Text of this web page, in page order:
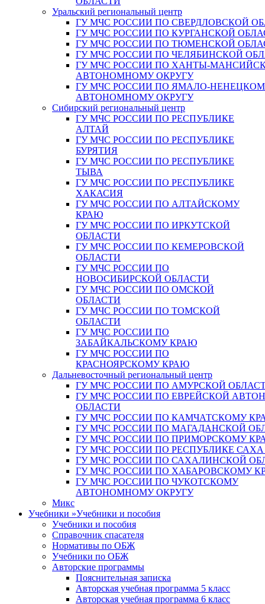
Уральский региональный центр
ГУ МЧС РОССИИ ПО СВЕРДЛОВСКОЙ
ГУ МЧС РОССИИ ПО КУРГАНСКОЙ
ГУ МЧС РОССИИ ПО ТЮМЕНСКОЙ
ГУ МЧС РОССИИ ПО ЧЕЛЯБИНСКОЙ
ГУ МЧС РОССИИ ПО ХАНТЫ-
АВТОНОМНОМУ ОКРУГУ
ГУ МЧС РОССИИ ПО ЯМАЛО-
АВТОНОМНОМУ ОКРУГУ
Сибирский региональный центр
ГУ МЧС РОССИИ ПО РЕСПУБЛИКЕ
АЛТАЙ
ГУ МЧС РОССИИ ПО РЕСПУБЛИКЕ
БУРЯТИЯ
ГУ МЧС РОССИИ ПО РЕСПУБЛИКЕ
ТЫВА
ГУ МЧС РОССИИ ПО РЕСПУБЛИКЕ
ХАКАСИЯ
ГУ МЧС РОССИИ ПО АЛТАЙСКОМУ
КРАЮ
ГУ МЧС РОССИИ ПО ИРКУТСКОЙ
ОБЛАСТИ
ГУ МЧС РОССИИ ПО КЕМЕРОВСКОЙ
ОБЛАСТИ
ГУ МЧС РОССИИ ПО
НОВОСИБИРСКОЙ ОБЛАСТИ
ГУ МЧС РОССИИ ПО ОМСКОЙ
ОБЛАСТИ
ГУ МЧС РОССИИ ПО ТОМСКОЙ
ОБЛАСТИ
ГУ МЧС РОССИИ ПО
ЗАБАЙКАЛЬСКОМУ КРАЮ
ГУ МЧС РОССИИ ПО
КРАСНОЯРСКОМУ КРАЮ
Дальневосточный региональный центр
ГУ МЧС РОССИИ ПО АМУРСКОЙ
ГУ МЧС РОССИИ ПО ЕВРЕЙСКОЙ
ОБЛАСТИ
ГУ МЧС РОССИИ ПО КАМЧАТСКОМУ
ГУ МЧС РОССИИ ПО МАГАДАНСКОЙ
ГУ МЧС РОССИИ ПО ПРИМОРСКОМУ
ГУ МЧС РОССИИ ПО РЕСПУБЛИКЕ
ГУ МЧС РОССИИ ПО САХАЛИНСКОЙ
ГУ МЧС РОССИИ ПО ХАБАРОВСКОМУ
ГУ МЧС РОССИИ ПО ЧУКОТСКОМУ
АВТОНОМНОМУ ОКРУГУ
Микс
Учебники »Учебники и пособия
Учебники и пособия
Справочник спасателя
Нормативы по ОБЖ
Учебники по ОБЖ
Авторские программы
Пояснительная записка
Авторская учебная программа 5 класс
Авторская учебная программа 6 класс